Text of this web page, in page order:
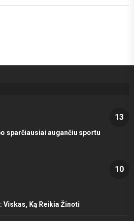
13
sparčiausiai augančiu sportu
10
Viskas, Ką Reikia Žinoti